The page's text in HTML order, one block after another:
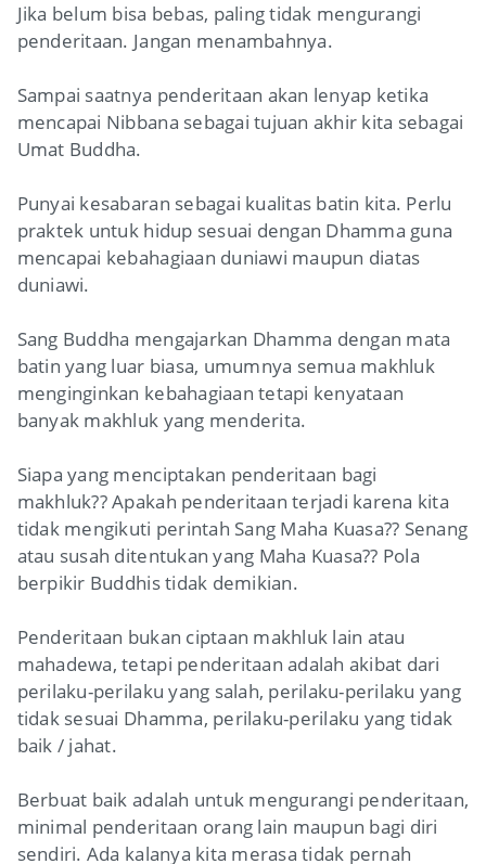
Jika belum bisa bebas, paling tidak mengurangi
penderitaan. Jangan menambahnya.
Sampai saatnya penderitaan akan lenyap ketika
mencapai Nibbana sebagai tujuan akhir kita sebagai
Umat Buddha.
Punyai kesabaran sebagai kualitas batin kita. Perlu
praktek untuk hidup sesuai dengan Dhamma guna
mencapai kebahagiaan duniawi maupun diatas
duniawi.
Sang Buddha mengajarkan Dhamma dengan mata
batin yang luar biasa, umumnya semua makhluk
menginginkan kebahagiaan tetapi kenyataan
banyak makhluk yang menderita.
Siapa yang menciptakan penderitaan bagi
makhluk?? Apakah penderitaan terjadi karena kita
tidak mengikuti perintah Sang Maha Kuasa?? Senang
atau susah ditentukan yang Maha Kuasa?? Pola
berpikir Buddhis tidak demikian.
Penderitaan bukan ciptaan makhluk lain atau
mahadewa, tetapi penderitaan adalah akibat dari
perilaku-perilaku yang salah, perilaku-perilaku yang
tidak sesuai Dhamma, perilaku-perilaku yang tidak
baik / jahat.
Berbuat baik adalah untuk mengurangi penderitaan,
minimal penderitaan orang lain maupun bagi diri
sendiri. Ada kalanya kita merasa tidak pernah